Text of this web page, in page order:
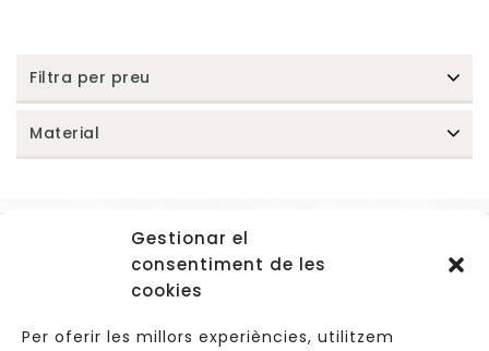
Gestionar el
consentiment de les
cookies
Per oferir les millors experiències, utilitzem
Filtra per preu
Material